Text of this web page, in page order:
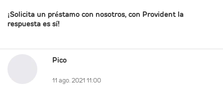
¡Solicita un préstamo con nosotros, con Provident la
respuesta es sí!
Pico
11 ago. 2021 11:00